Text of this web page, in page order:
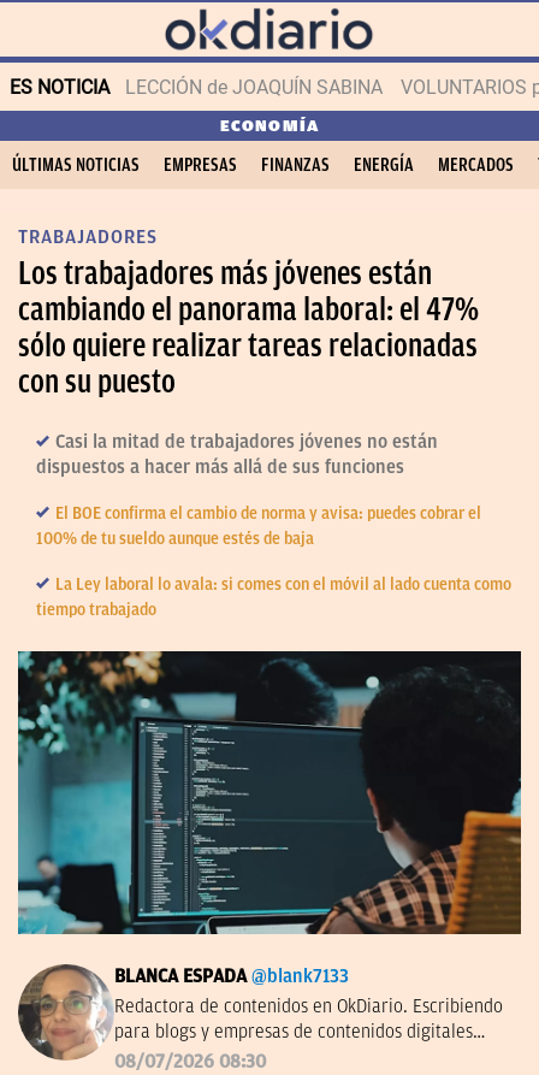
ES NOTICIA LECCIÓN de JOAQUÍN SABINA VOLUNTARIOS
ECONOMÍA
ÚLTIMAS NOTICIAS EMPRESAS FINANZAS ENERGÍA MERCADOS
TRABAJADORES
Los trabajadores más jóvenes están
cambiando el panorama laboral: el 47%
sólo quiere realizar tareas relacionadas
con su puesto
Casi la mitad de trabajadores jóvenes no están
dispuestos a hacer más allá de sus funciones
El BOE confirma el cambio de norma y avisa: puedes cobrar el
100% de tu sueldo aunque estés de baja
La Ley laboral lo avala: si comes con el móvil al lado cuenta como
tiempo trabajado
BLANCA ESPADA @blank7133
Redactora de contenidos en OkDiario. Escribiendo
para blogs y empresas de contenidos digitales
desde 2007.
08/07/2026 08:30